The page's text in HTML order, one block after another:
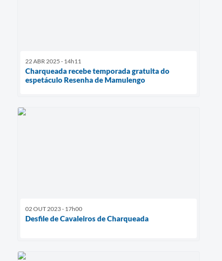
22 ABR 2025 - 14h11
Charqueada recebe temporada gratuita do
espetáculo Resenha de Mamulengo
02 OUT 2023 - 17h00
Desfile de Cavaleiros de Charqueada